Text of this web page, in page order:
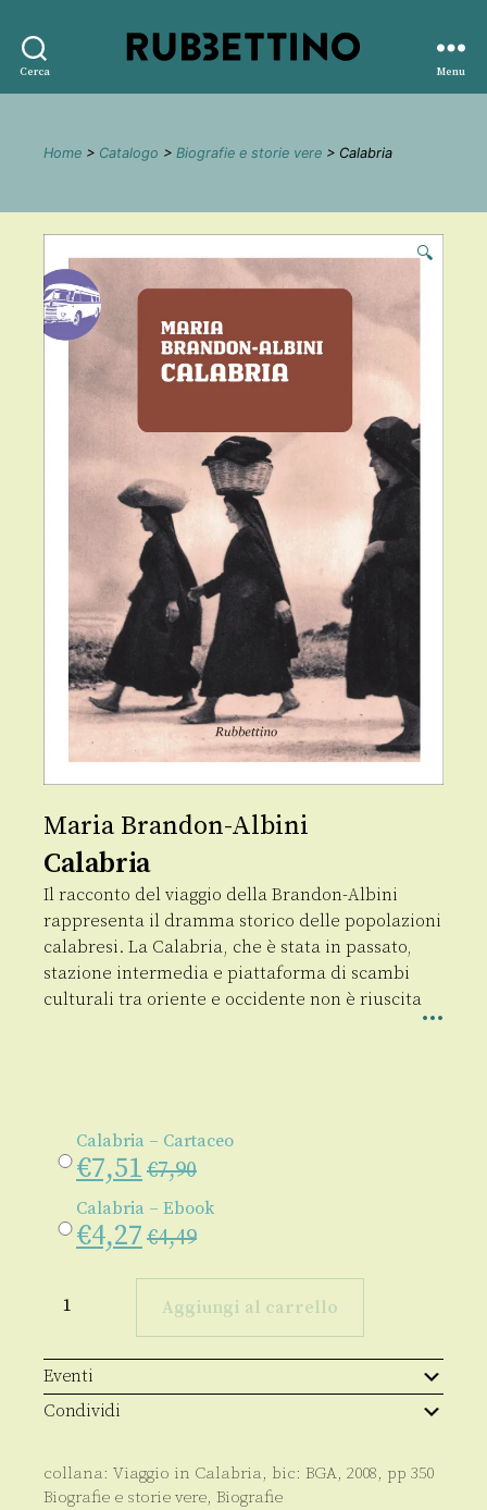
Cerca
editore
Menu
Home > Catalogo > Biografie e storie vere > Calabria
🔍
Maria Brandon-Albini
Calabria
Il racconto del viaggio della Brandon-Albini
rappresenta il dramma storico delle popolazioni
calabresi. La Calabria, che è stata in passato,
stazione intermedia e piattaforma di scambi
culturali tra oriente e occidente non è riuscita
Calabria – Cartaceo
€7,51 €7,90
Calabria – Ebook
€4,27 €4,49
quantità
Aggiungi al carrello
Eventi
Condividi
collana: Viaggio in Calabria, bic: BGA, 2008, pp 350
Biografie e storie vere, Biografie